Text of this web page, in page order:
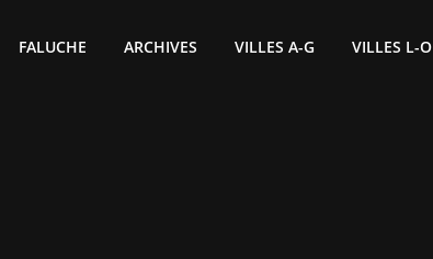
FALUCHE ARCHIVES VILLES A-G VILLES L-O